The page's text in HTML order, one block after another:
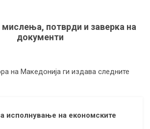
потврди и заверка на
документи
на Македонија ги издава следните
исполнување на економските